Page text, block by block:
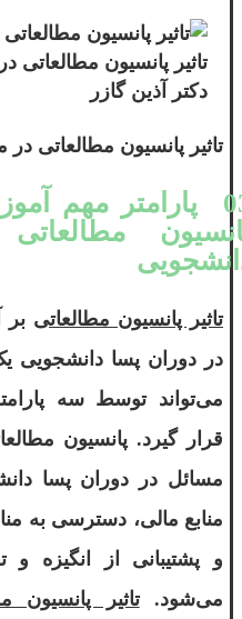
تاثیر پانسیون مطالعاتی
دکتر آذین گازر
تاثیر پانسیون مطالعاتی در
03 پارامتر مهم
تاثیر پانسیون مطالعاتی
در دوران پسا
می‌تواند توسط سه
قرار گیرد. پانسیون
مسائل در دوران پسا
منابع مالی، دسترسی به
و پشتیبانی از انگیزه و
می‌شود.تاثیر پانسیون